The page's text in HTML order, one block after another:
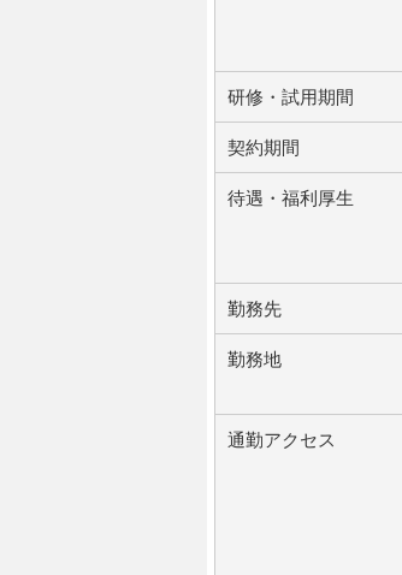
研修・試用期間
契約期間
待遇・福利厚生
勤務先
勤務地
通勤アクセス